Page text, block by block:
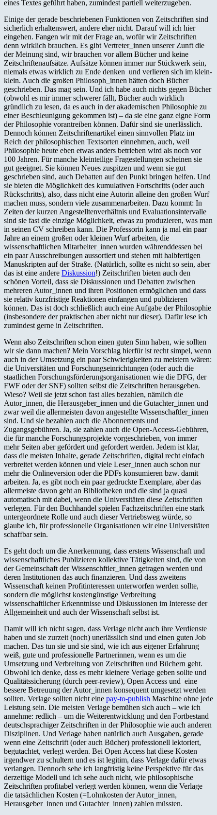
eines Textes geführt haben, zumindest partiell weiterzugeben.
Einige der gerade beschriebenen Funktionen von Zeitschriften sind
sicherlich erhaltenswert, andere eher nicht. Darauf will ich hier
eingehen. Fangen wir mit der Frage an, wofür wir Zeitschriften
denn wirklich brauchen. Es gibt Vertreter_innen unserer Zunft die
der Meinung sind, wir brauchen vor allem Bücher und keine
Zeitschriftenaufsätze. Aufsätze können immer nur Stückwerk sein,
niemals etwas wirklich zu Ende denken und verlieren sich im klein-
klein. Auch die großen Philosoph_innen hätten doch Bücher
geschrieben. Das mag sein. Und ich habe auch nichts gegen Bücher
(obwohl es mir immer schwerer fällt, Bücher auch wirklich
gründlich zu lesen, da es auch in der akademischen Philosophie zu
einer Beschleunigung gekommen ist) – da sie eine ganz eigne Form
der Philosophie vorantreiben können. Dafür sind sie unerlässlich.
Dennoch können Zeitschriftenartikel einen sinnvollen Platz im
Reich der philosophischen Textsorten einnehmen, auch, weil
Philosophie heute eben etwas anders betrieben wird als noch vor
100 Jahren. Für manche kleinteilige Fragestellungen scheinen sie
gut geeignet. Sie können Neues zuspitzen und wenn sie gut
geschrieben sind, auch Debatten auf den Punkt bringen helfen. Und
sie bieten die Möglichkeit des kumulativen Fortschritts (oder auch
Rückschritts), also, dass nicht eine Autorin alleine den großen Wurf
machen muss, sondern viele zusammenarbeiten. Dazu kommt: In
Zeiten der kurzen Angestelltenverhältnis und Evaluationsintervalle
sind sie fast die einzige Möglichkeit, etwas zu produzieren, was man
in seinen CV schreiben kann. Die Professorin kann ja mal ein paar
Jahre an einem großen oder kleinen Wurf arbeiten, die
wissenschaftlichen Mitarbeiter_innen wurden währenddessen bei
ein paar Ausschreibungen aussortiert und stehen mit halbfertigen
Manuskripten auf der Straße. (Natürlich, sollte es nicht so sein, aber
das ist eine andere Diskussion!) Zeitschriften bieten auch den
schönen Vorteil, dass sie Diskussionen und Debatten zwischen
mehreren Autor_innen und ihren Positionen ermöglichen und dass
sie relativ kurzfristige Reaktionen einfangen und publizieren
können. Das ist doch schließlich auch eine Aufgabe der Philosophie
(insbesondere der praktischen aber nicht nur dieser). Dafür lese ich
zumindest gerne in Zeitschriften.
Wenn also Zeitschriften schon einen guten Sinn haben, wie sollten
wir sie dann machen? Mein Vorschlag hierfür ist recht simpel, wenn
auch in der Umsetzung ein paar Schwierigkeiten zu meistern wären:
die Universitäten und Forschungseinrichtungen (oder auch die
staatlichen Forschungsförderungsorganisationen wie die DFG, der
FWF oder der SNF) sollten selbst die Zeitschriften herausgeben.
Wieso? Weil sie jetzt schon fast alles bezahlen, nämlich die
Autor_innen, die Herausgeber_innen und die Gutachter_innen und
zwar weil die allermeisten davon angestellte Wissenschaftler_innen
sind. Und sie bezahlen auch die Abonnements und
Zugangsgebühren. Ja, sie zahlen auch die Open-Access-Gebühren,
die für manche Forschungsprojekte vorgeschrieben, von immer
mehr Seiten aber gefördert und gefordert werden. Jedem ist klar,
dass die meisten Inhalte, gerade Zeitschriften, digital recht einfach
verbreitet werden können und viele Leser_innen auch schon nur
mehr die Onlineversion oder die PDFs konsumieren bzw. damit
arbeiten. Ja, es gibt noch ein paar gedruckte Exemplare, aber das
allermeiste davon geht an Bibliotheken und die sind ja quasi
automatisch mit dabei, wenn die Universitäten diese Zeitschriften
verlegen. Für den Buchhandel spielen Fachzeitschriften eine stark
untergeordnete Rolle und auch dieser Vertriebsweg würde, so
glaube ich, für professionelle Organisationen wir eine Universitäten
schaffbar sein.
Es geht doch um die Anerkennung, dass erstens Wissenschaft und
wissenschaftliches Publizieren kollektive Tätigkeiten sind, die von
der Gemeinschaft der Wissenschftler_innen getragen werden und
deren Institutionen das auch finanzieren. Und dass zweitens
Wissenschaft keinen Profitinteressen unterworfen werden sollte,
sondern die möglichst kostengünstige Verbreitung
wissenschaftlicher Erkenntnisse und Diskussionen im Interesse der
Allgemeinheit und auch der Wissenschaft selbst ist.
Damit will ich nicht sagen, dass Verlage nicht auch ihre Verdienste
haben und sie zurzeit (noch) unerlässlich sind und einen guten Job
machen. Das tun sie und sie sind, wie ich aus eigener Erfahrung
weiß, gute und professionelle Partnerinnen, wenn es um die
Umsetzung und Verbreitung von Zeitschriften und Büchern geht.
Obwohl ich denke, dass es mehr kleinere Verlage geben sollte und
Qualitätssicherung (durch peer-review), Open Access und eine
bessere Betreuung der Autor_innen konsequent umgesetzt werden
sollten. Verlage sollten nicht eine pay-to-publish Maschine ohne jede
Leistung sein. Die meisten Verlage bemühen sich auch – wie ich
annehme: redlich – um die Weiterentwicklung und den Fortbestand
deutschsprachiger Zeitschriften in der Philosophie wie auch anderen
Disziplinen. Und Verlage haben natürlich auch Ausgaben, gerade
wenn eine Zeitschrift (oder auch Bücher) professionell lektoriert,
begutachtet, verlegt werden. Bei Open Access hat diese Kosten
irgendwer zu schultern und es ist legitim, dass Verlage dafür etwas
verlangen. Dennoch sehe ich langfristig keine Perspektive für das
derzeitige Modell und ich sehe auch nicht, wie philosophische
Zeitschriften profitabel verlegt werden können, wenn die Verlage
die tatsächlichen Kosten (=Lohnkosten der Autor_innen,
Herausgeber_innen und Gutachter_innen) zahlen müssten.